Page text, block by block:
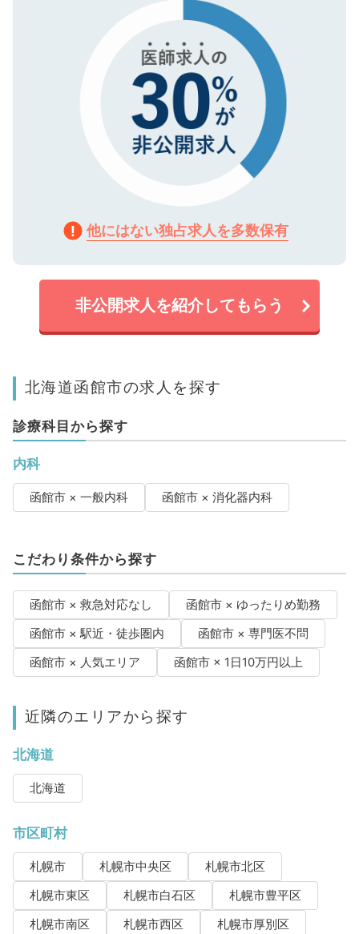
で、機密保持に関してもご安心ください。
他にはない独占求人を多数保有
非公開求人を紹介してもらう
北海道函館市の求人を探す
診療科目から探す
内科
函館市 × 一般内科 函館市 × 消化器内科
こだわり条件から探す
函館市 × 救急対応なし
函館市 × ゆったりめ勤務
函館市 × 駅近・徒歩圏内
函館市 × 専門医不問
函館市 × 人気エリア
函館市 × 1日10万円以上
近隣のエリアから探す
北海道
北海道
市区町村
札幌市 札幌市中央区
札幌市北区
札幌市東区
札幌市白石区
札幌市豊平区
札幌市南区
札幌市西区 札幌市厚別区